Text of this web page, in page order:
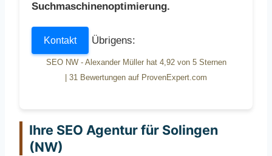
Suchmaschinenoptimierung.
Kontakt Übrigens:
SEO NW - Alexander Müller hat 4,92von 5Sternen
31 Bewertungen auf ProvenExpert.com
Ihre SEO Agentur für Solingen
(NW)